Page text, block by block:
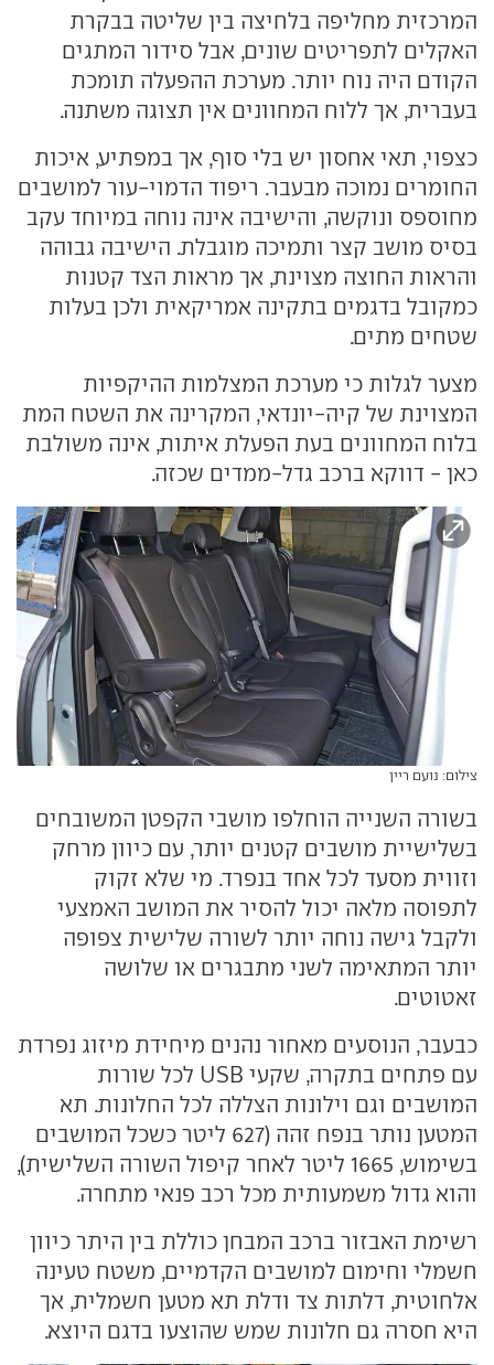
המרכזית מחליפה בלחיצה בין שליטה בבקרת
האקלים לתפריטים שונים, אבל סידור המתגים
הקודם היה נוח יותר. מערכת ההפעלה תומכת
בעברית, אך ללוח המחוונים אין תצוגה משתנה.
כצפוי, תאי אחסון יש בלי סוף, אך במפתיע, איכות
החומרים נמוכה מבעבר. ריפוד הדמוי-עור למושבים
מחוספס ונוקשה, והישיבה אינה נוחה במיוחד עקב
בסיס מושב קצר ותמיכה מוגבלת. הישיבה גבוהה
והראות החוצה מצוינת, אך מראות הצד קטנות
כמקובל בדגמים בתקינה אמריקאית ולכן בעלות
שטחים מתים.
מצער לגלות כי מערכת המצלמות ההיקפיות
המצוינת של קיה-יונדאי, המקרינה את השטח המת
בלוח המחוונים בעת הפעלת איתות, אינה משולבת
כאן - דווקא ברכב גדל-ממדים שכזה.
צילום: נועם ריין
בשורה השנייה הוחלפו מושבי הקפטן המשובחים
בשלישיית מושבים קטנים יותר, עם כיוון מרחק
וזווית מסעד לכל אחד בנפרד. מי שלא זקוק
לתפוסה מלאה יכול להסיר את המושב האמצעי
ולקבל גישה נוחה יותר לשורה שלישית צפופה
יותר המתאימה לשני מתבגרים או שלושה
זאטוטים.
כבעבר, הנוסעים מאחור נהנים מיחידת מיזוג נפרדת
עם פתחים בתקרה, שקעי USB לכל שורות
המושבים וגם וילונות הצללה לכל החלונות. תא
המטען נותר בנפח זהה (627 ליטר כשכל המושבים
בשימוש, 1665 ליטר לאחר קיפול השורה השלישית),
והוא גדול משמעותית מכל רכב פנאי מתחרה.
רשימת האבזור ברכב המבחן כוללת בין היתר כיוון
חשמלי וחימום למושבים הקדמיים, משטח טעינה
אלחוטית, דלתות צד ודלת תא מטען חשמלית, אך
היא חסרה גם חלונות שמש שהוצעו בדגם היוצא.